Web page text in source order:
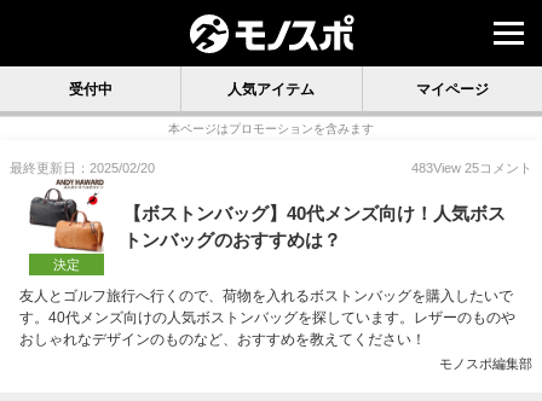
受付中 人気アイテム マイページ
本ページはプロモーションを含みます
最終更新日：2025/02/20 483View 25コメント
決定
【ボストンバッグ】40代メンズ向け！人気ボス
トンバッグのおすすめは？
友人とゴルフ旅行へ行くので、荷物を入れるボストンバッグを購入したいで
す。40代メンズ向けの人気ボストンバッグを探しています。レザーのものや
おしゃれなデザインのものなど、おすすめを教えてください！
モノスポ編集部